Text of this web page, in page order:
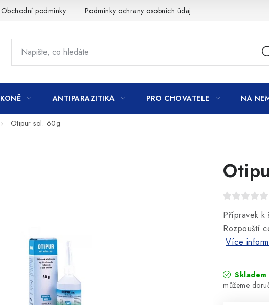
Obchodní podmínky Podmínky ochrany osobních údajů
KONĚ ANTIPARAZITIKA PRO CHOVATELE NA
Otipur sol. 60g
Přípravek k
Rozpouští
Více
Skladem